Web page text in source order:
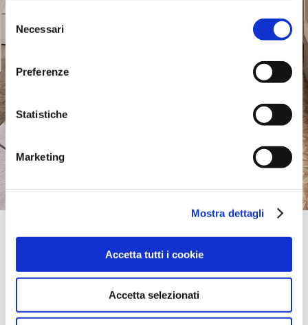
Selezione
del
consenso
Necessari
Preferenze
Statistiche
Marketing
Mostra dettagli
Accetta tutti i cookie
Accetta selezionati
AVENIJA GRADA VUKOVARA 284,
10000, ZAGREB, Croazia
portami qui